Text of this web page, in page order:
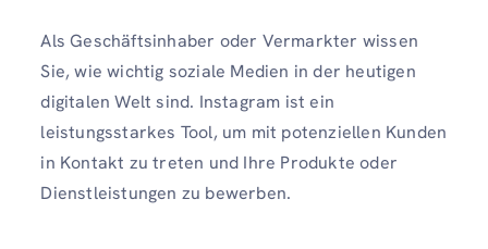
Als Geschäftsinhaber oder Vermarkter wissen
Sie, wie wichtig soziale Medien in der heutigen
digitalen Welt sind. Instagram ist ein
leistungsstarkes Tool, um mit potenziellen Kunden
in Kontakt zu treten und Ihre Produkte oder
Dienstleistungen zu bewerben.